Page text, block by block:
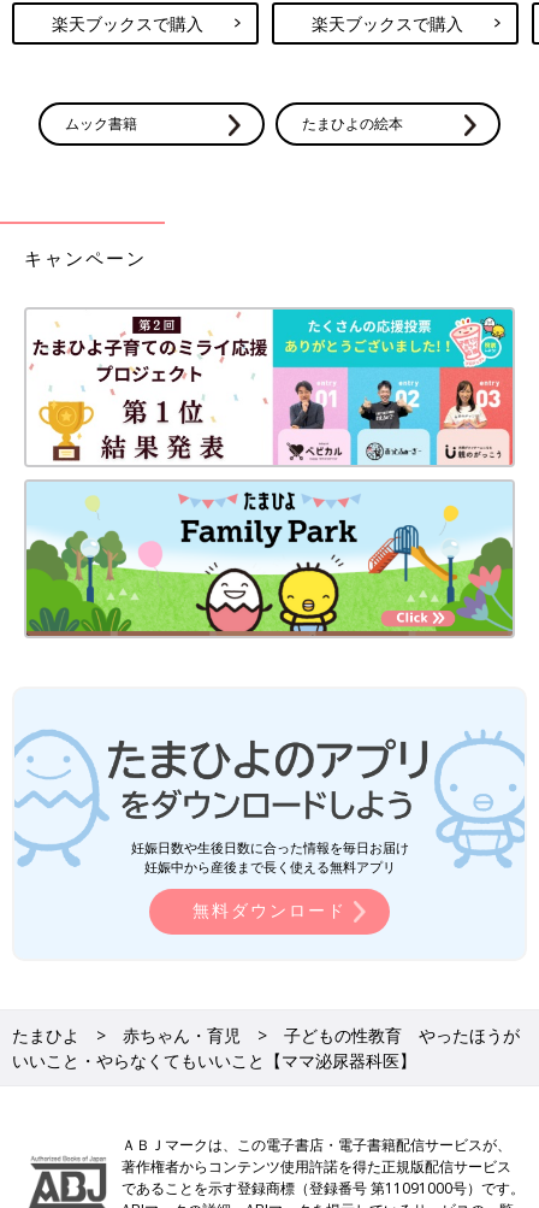
楽天ブックスで購入 楽天ブックスで購入
ムック書籍 たまひよの絵本
キャンペーン
妊娠日数や生後日数に合った情報を毎日お届け
妊娠中から産後まで長く使える無料アプリ
無料ダウンロード
たまひよ 赤ちゃん・育児
子どもの性教育 やったほうが
いいこと・やらなくてもいいこと【ママ泌尿器科医】
ＡＢＪマークは、この電子書店・電子書籍配信サービスが、
著作権者からコンテンツ使用許諾を得た正規版配信サービス
であることを示す登録商標（登録番号 第11091000号）です。